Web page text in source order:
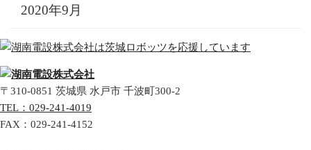
2020年9月
〒310-0851 茨城県 水戸市 千波町300-2
TEL： 029-241-4019
FAX： 029-241-4152